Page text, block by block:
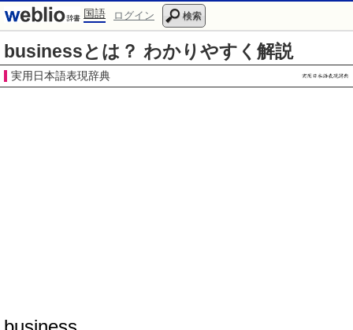
国語 ログイン 検索
businessとは？ わかりやすく解説
実用日本語表現辞典